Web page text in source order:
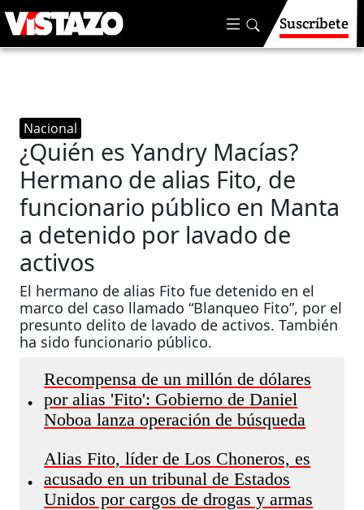
Suscríbete
Nacional
¿Quién es Yandry Macías?
Hermano de alias Fito, de
funcionario público en Manta
a detenido por lavado de
activos
El hermano de alias Fito fue detenido en el
marco del caso llamado “Blanqueo Fito”, por el
presunto delito de lavado de activos. También
ha sido funcionario público.
•
Recompensa de un millón de dólares
por alias 'Fito': Gobierno de Daniel
Noboa lanza operación de búsqueda
•
Alias Fito, líder de Los Choneros, es
acusado en un tribunal de Estados
Unidos por cargos de drogas y armas